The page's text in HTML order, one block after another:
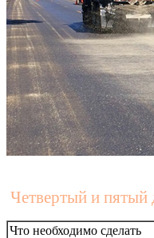
Четвертый и пятый
Что необходимо сделать